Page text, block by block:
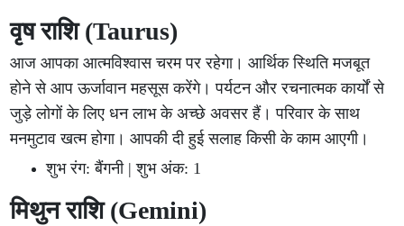
वृष राशि (Taurus)
आज आपका आत्मविश्वास चरम पर रहेगा। आर्थिक स्थिति मजबूत
होने से आप ऊर्जावान महसूस करेंगे। पर्यटन और रचनात्मक कार्यों से
जुड़े लोगों के लिए धन लाभ के अच्छे अवसर हैं। परिवार के साथ
मनमुटाव खत्म होगा। आपकी दी हुई सलाह किसी के काम आएगी।
शुभ रंग: बैंगनी | शुभ अंक: 1
मिथुन राशि (Gemini)